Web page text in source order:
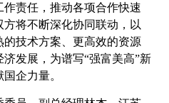
责任，推动各项合作快速
将不断深化协同联动，以
技术方案、更高效的资源
发展，为谱写“强富美高”新
企力量。